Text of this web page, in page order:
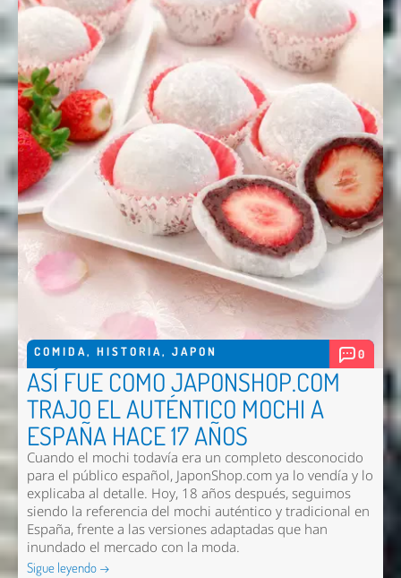
COMIDA, HISTORIA, JAPON 0
ASÍ FUE COMO JAPONSHOP.COM
TRAJO EL AUTÉNTICO MOCHI A
ESPAÑA HACE 17 AÑOS
Cuando el mochi todavía era un completo desconocido
para el público español, JaponShop.com ya lo vendía y lo
explicaba al detalle. Hoy, 18 años después, seguimos
siendo la referencia del mochi auténtico y tradicional en
España, frente a las versiones adaptadas que han
inundado el mercado con la moda.
Sigue leyendo →
Enviar